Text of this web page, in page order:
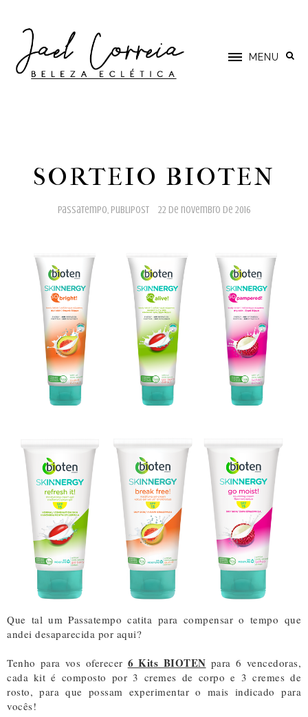
MENU
SORTEIO BIOTEN
passatempo, publipost 22 de novembro de 2016
Que tal um Passatempo catita para compensar o tempo que
andei desaparecida por aqui?
Tenho para vos oferecer 6 Kits BIOTEN para 6 vencedoras,
cada kit é composto por 3 cremes de corpo e 3 cremes de
rosto, para que possam experimentar o mais indicado para
vocês!